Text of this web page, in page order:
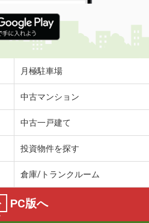
月極駐車場
中古マンション
中古一戸建て
投資物件を探す
倉庫/トランクルーム
PC版へ